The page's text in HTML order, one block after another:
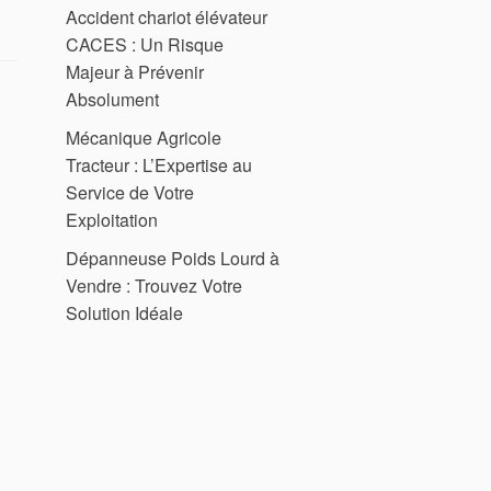
Accident chariot élévateur
CACES : Un Risque
Majeur à Prévenir
Absolument
Mécanique Agricole
Tracteur : L’Expertise au
Service de Votre
Exploitation
Dépanneuse Poids Lourd à
Vendre : Trouvez Votre
Solution Idéale